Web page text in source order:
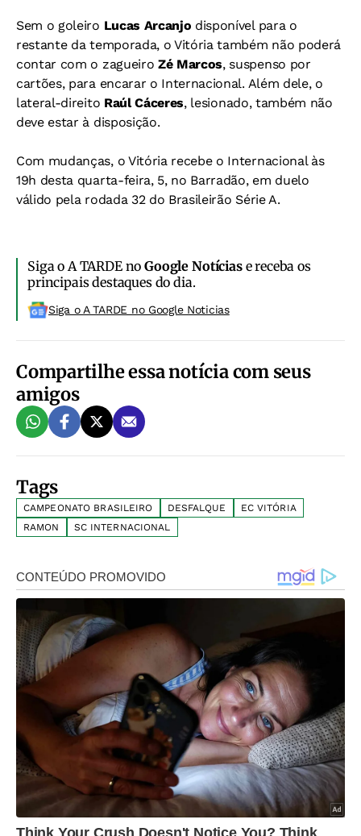
Sem o goleiro Lucas Arcanjo disponível para o
restante da temporada, o Vitória também não poderá
contar com o zagueiro Zé Marcos, suspenso por
cartões, para encarar o Internacional. Além dele, o
lateral-direito Raúl Cáceres, lesionado, também não
deve estar à disposição.
Com mudanças, o Vitória recebe o Internacional às
19h desta quarta-feira, 5, no Barradão, em duelo
válido pela rodada 32 do Brasileirão Série A.
Siga o A TARDE noGoogle Notíciase receba os
principais destaques do dia.
Siga o A TARDE no Google Noticias
Compartilhe essa notícia com seus
amigos
Tags
CAMPEONATO BRASILEIRO DESFALQUE
EC VITÓRIA
RAMON
SC INTERNACIONAL